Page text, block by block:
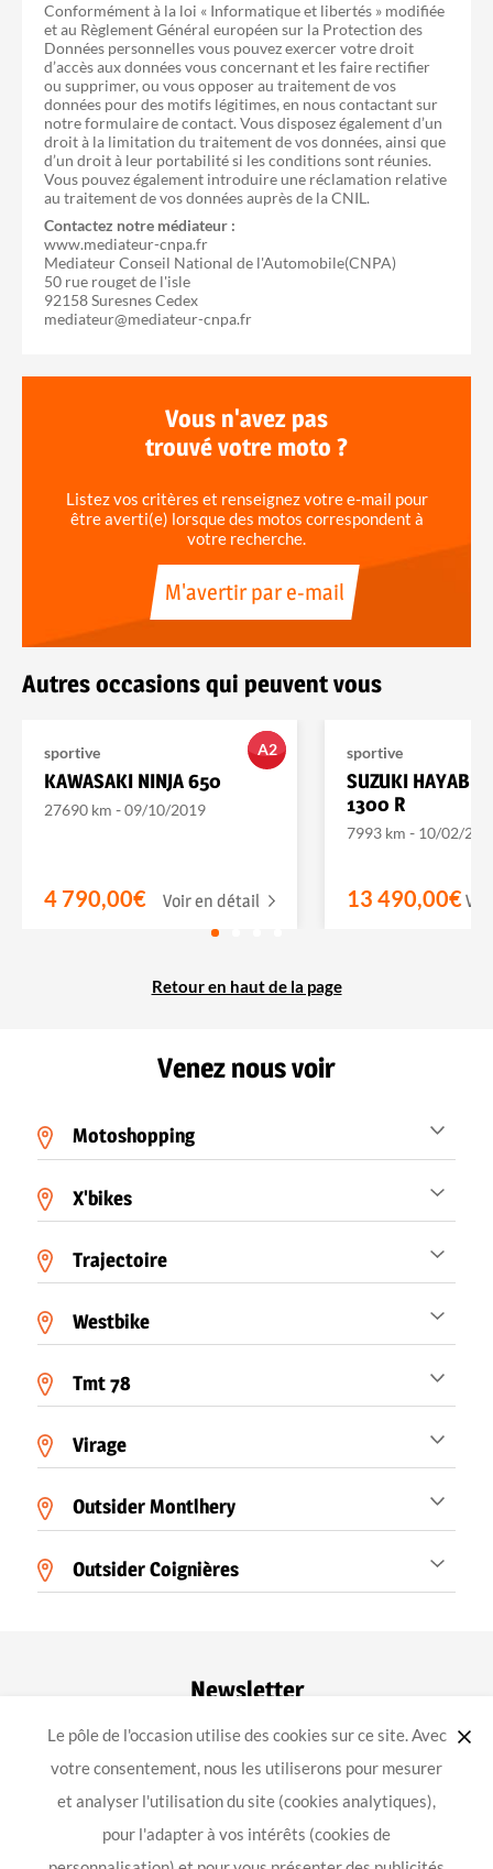
Conformément à la loi « Informatique et libertés » modifiée
et au Règlement Général européen sur la Protection des
Données personnelles vous pouvez exercer votre droit
d’accès aux données vous concernant et les faire rectifier
ou supprimer, ou vous opposer au traitement de vos
données pour des motifs légitimes, en nous contactant sur
notre formulaire de contact. Vous disposez également d’un
droit à la limitation du traitement de vos données, ainsi que
d’un droit à leur portabilité si les conditions sont réunies.
Vous pouvez également introduire une réclamation relative
au traitement de vos données auprès de la CNIL.
Contactez notre médiateur :
www.mediateur-cnpa.fr
Mediateur Conseil National de l'Automobile(CNPA)
50 rue rouget de l'isle
92158 Suresnes Cedex
mediateur@mediateur-cnpa.fr
Vous n'avez pas
trouvé votre moto ?
Listez vos critères et renseignez votre e-mail pour
être averti(e) lorsque des motos correspondent à
votre recherche.
M'avertir par e-mail
Autres occasions qui peuvent vous
A2
sportive
KAWASAKI NINJA 650
27690 km -09/10/2019
4 790,00€ Voir en détail
sportive
SUZUKI
1300 R
7993 km - 10/02/
13 490,00€
Retour en haut de la page
Venez nous voir
Motoshopping
X'bikes
Trajectoire
Westbike
Tmt 78
Virage
Outsider Montlhery
Outsider Coignières
Newsletter
Le pôle de l'occasion utilise des cookies sur ce site. Avec
votre consentement, nous les utiliserons pour mesurer
et analyser l'utilisation du site (cookies analytiques),
pour l'adapter à vos intérêts (cookies de